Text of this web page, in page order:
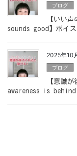
ブログ
【いい
sounds good】ボイス
2025年10
ブログ
【意識
awareness is behind